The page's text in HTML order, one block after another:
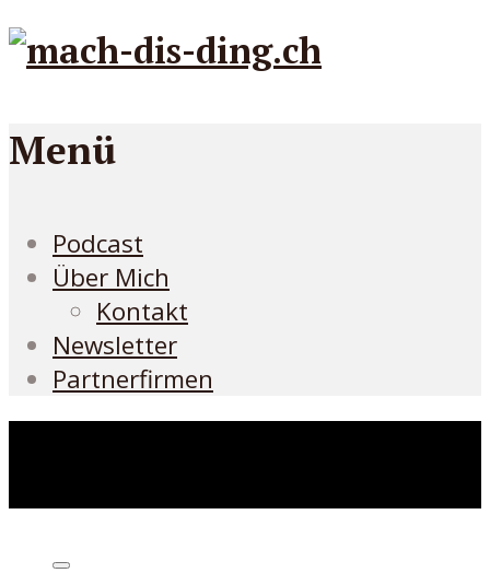
Menü
Podcast
Über Mich
Kontakt
Newsletter
Partnerfirmen